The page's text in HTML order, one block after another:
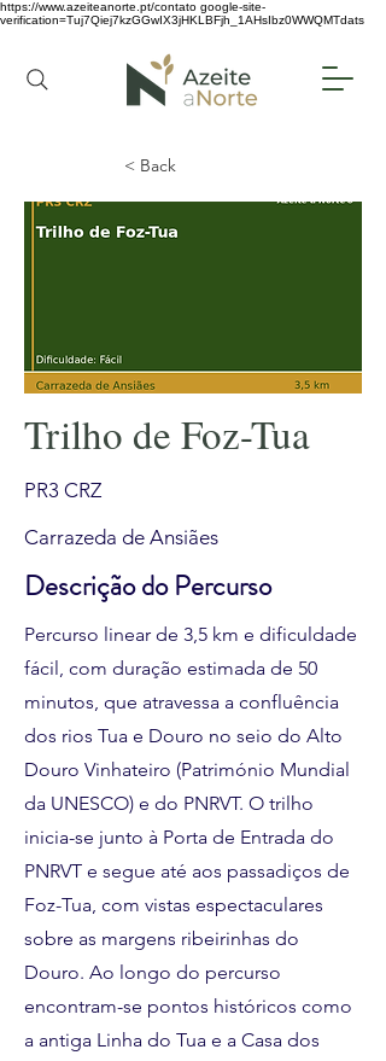
https://www.azeiteanorte.pt/contato google-site-
verification=Tuj7Qiej7kzGGwIX3jHKLBFjh_1AHsIbz0WWQMTdats
< Back
Trilho de Foz-Tua
PR3 CRZ
Carrazeda de Ansiães
Descrição do Percurso
Percurso linear de 3,5 km e dificuldade
fácil, com duração estimada de 50
minutos, que atravessa a confluência
dos rios Tua e Douro no seio do Alto
Douro Vinhateiro (Património Mundial
da UNESCO) e do PNRVT. O trilho
inicia-se junto à Porta de Entrada do
PNRVT e segue até aos passadiços de
Foz-Tua, com vistas espectaculares
sobre as margens ribeirinhas do
Douro. Ao longo do percurso
encontram-se pontos históricos como
a antiga Linha do Tua e a Casa dos